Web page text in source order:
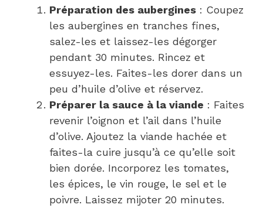
Préparation des aubergines : Coupez
les aubergines en tranches fines,
salez-les et laissez-les dégorger
pendant 30 minutes. Rincez et
essuyez-les. Faites-les dorer dans un
peu d’huile d’olive et réservez.
Préparer la sauce à la viande : Faites
revenir l’oignon et l’ail dans l’huile
d’olive. Ajoutez la viande hachée et
faites-la cuire jusqu’à ce qu’elle soit
bien dorée. Incorporez les tomates,
les épices, le vin rouge, le sel et le
poivre. Laissez mijoter 20 minutes.